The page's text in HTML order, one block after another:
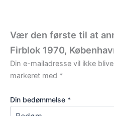
Vær den første til at
Firblok 1970,
Din e-mailadresse vil ikke
markeret med *
Din bedømmelse *